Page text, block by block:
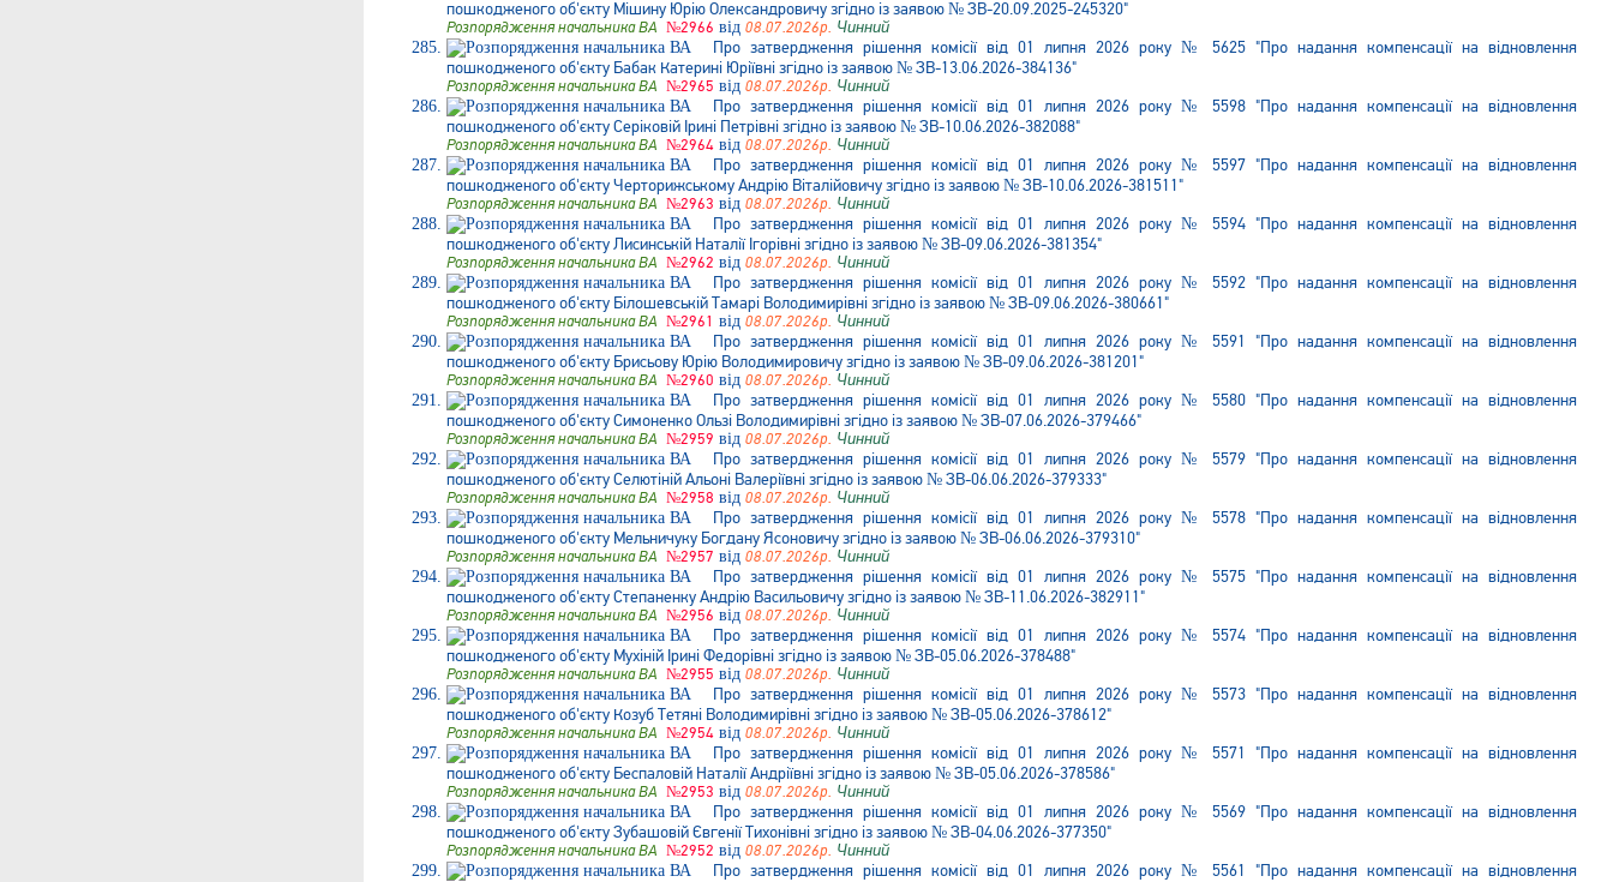
пошкодженого об'єкту Мішину Юрію Олександровичу згідно із заявою № ЗВ-20.09.2025-245320"
Розпорядження начальника ВА №2966 від 08.07.2026р. Чинний
Про затвердження рішення комісії від 01 липня 2026 року № 5625 "Про надання компенсації на відновлення
пошкодженого об'єкту Бабак Катерині Юріївні згідно із заявою № ЗВ-13.06.2026-384136"
Розпорядження начальника ВА №2965 від 08.07.2026р. Чинний
Про затвердження рішення комісії від 01 липня 2026 року № 5598 "Про надання компенсації на відновлення
пошкодженого об'єкту Серіковій Ірині Петрівні згідно із заявою № ЗВ-10.06.2026-382088"
Розпорядження начальника ВА №2964 від 08.07.2026р. Чинний
Про затвердження рішення комісії від 01 липня 2026 року № 5597 "Про надання компенсації на відновлення
пошкодженого об'єкту Черторижському Андрію Віталійовичу згідно із заявою № ЗВ-10.06.2026-381511"
Розпорядження начальника ВА №2963 від 08.07.2026р. Чинний
Про затвердження рішення комісії від 01 липня 2026 року № 5594 "Про надання компенсації на відновлення
пошкодженого об'єкту Лисинській Наталії Ігорівні згідно із заявою № ЗВ-09.06.2026-381354"
Розпорядження начальника ВА №2962 від 08.07.2026р. Чинний
Про затвердження рішення комісії від 01 липня 2026 року № 5592 "Про надання компенсації на відновлення
пошкодженого об'єкту Білошевській Тамарі Володимирівні згідно із заявою № ЗВ-09.06.2026-380661"
Розпорядження начальника ВА №2961 від 08.07.2026р. Чинний
Про затвердження рішення комісії від 01 липня 2026 року № 5591 "Про надання компенсації на відновлення
пошкодженого об'єкту Брисьову Юрію Володимировичу згідно із заявою № ЗВ-09.06.2026-381201"
Розпорядження начальника ВА №2960 від 08.07.2026р. Чинний
Про затвердження рішення комісії від 01 липня 2026 року № 5580 "Про надання компенсації на відновлення
пошкодженого об'єкту Симоненко Ользі Володимирівні згідно із заявою № ЗВ-07.06.2026-379466"
Розпорядження начальника ВА №2959 від 08.07.2026р. Чинний
Про затвердження рішення комісії від 01 липня 2026 року № 5579 "Про надання компенсації на відновлення
пошкодженого об'єкту Селютіній Альоні Валеріївні згідно із заявою № ЗВ-06.06.2026-379333"
Розпорядження начальника ВА №2958 від 08.07.2026р. Чинний
Про затвердження рішення комісії від 01 липня 2026 року № 5578 "Про надання компенсації на відновлення
пошкодженого об'єкту Мельничуку Богдану Ясоновичу згідно із заявою № ЗВ-06.06.2026-379310"
Розпорядження начальника ВА №2957 від 08.07.2026р. Чинний
Про затвердження рішення комісії від 01 липня 2026 року № 5575 "Про надання компенсації на відновлення
пошкодженого об'єкту Степаненку Андрію Васильовичу згідно із заявою № ЗВ-11.06.2026-382911"
Розпорядження начальника ВА №2956 від 08.07.2026р. Чинний
Про затвердження рішення комісії від 01 липня 2026 року № 5574 "Про надання компенсації на відновлення
пошкодженого об'єкту Мухіній Ірині Федорівні згідно із заявою № ЗВ-05.06.2026-378488"
Розпорядження начальника ВА №2955 від 08.07.2026р. Чинний
Про затвердження рішення комісії від 01 липня 2026 року № 5573 "Про надання компенсації на відновлення
пошкодженого об'єкту Козуб Тетяні Володимирівні згідно із заявою № ЗВ-05.06.2026-378612"
Розпорядження начальника ВА №2954 від 08.07.2026р. Чинний
Про затвердження рішення комісії від 01 липня 2026 року № 5571 "Про надання компенсації на відновлення
пошкодженого об'єкту Беспаловій Наталії Андріївні згідно із заявою № ЗВ-05.06.2026-378586"
Розпорядження начальника ВА №2953 від 08.07.2026р. Чинний
Про затвердження рішення комісії від 01 липня 2026 року № 5569 "Про надання компенсації на відновлення
пошкодженого об'єкту Зубашовій Євгенії Тихонівні згідно із заявою № ЗВ-04.06.2026-377350"
Розпорядження начальника ВА №2952 від 08.07.2026р. Чинний
Про затвердження рішення комісії від 01 липня 2026 року № 5561 "Про надання компенсації на відновлення